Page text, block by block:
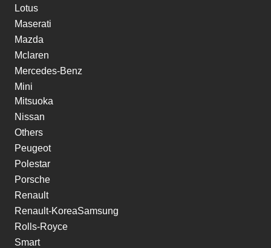
Lotus
Maserati
Mazda
Mclaren
Mercedes-Benz
Mini
Mitsuoka
Nissan
Others
Peugeot
Polestar
Porsche
Renault
Renault-KoreaSamsung
Rolls-Royce
Smart